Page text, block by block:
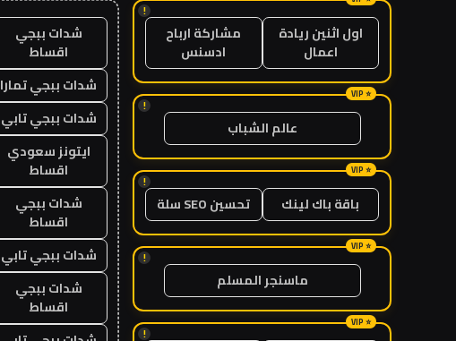
!
اول اثنين ريادة
اعمال
مشاركة ارباح
ادسنس
!
عالم الشباب
!
باقة باك لينك تحسين SEO سلة
!
ماسنجر المسلم
!
شدات ببجي
اقساط
شدات ببجي تمارا
شدات ببجي تابي
ايتونز سعودي
اقساط
شدات ببجي
اقساط
شدات ببجي تابي
شدات ببجي
اقساط